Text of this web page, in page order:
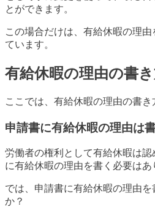
とができます。
この場合だけは、有給休暇の理
ています。
有給休暇の理由の書
ここでは、有給休暇の理由の書き
申請書に有給休暇の理由は
労働者の権利として有給休暇は
に有給休暇の理由を書く必要はあ
では、申請書に有給休暇の理由を
か？